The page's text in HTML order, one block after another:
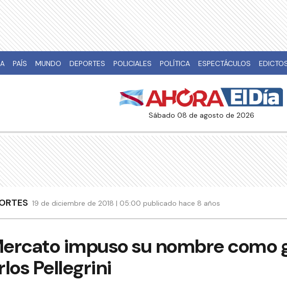
PAÍS MUNDO DEPORTES POLICIALES POLÍTICA ESPECTÁCULOS
sábado 08 de agosto de 2026
19 de diciembre de 2018 | 05:00 publicado hace 8 años
impuso su nombre como
Pellegrini